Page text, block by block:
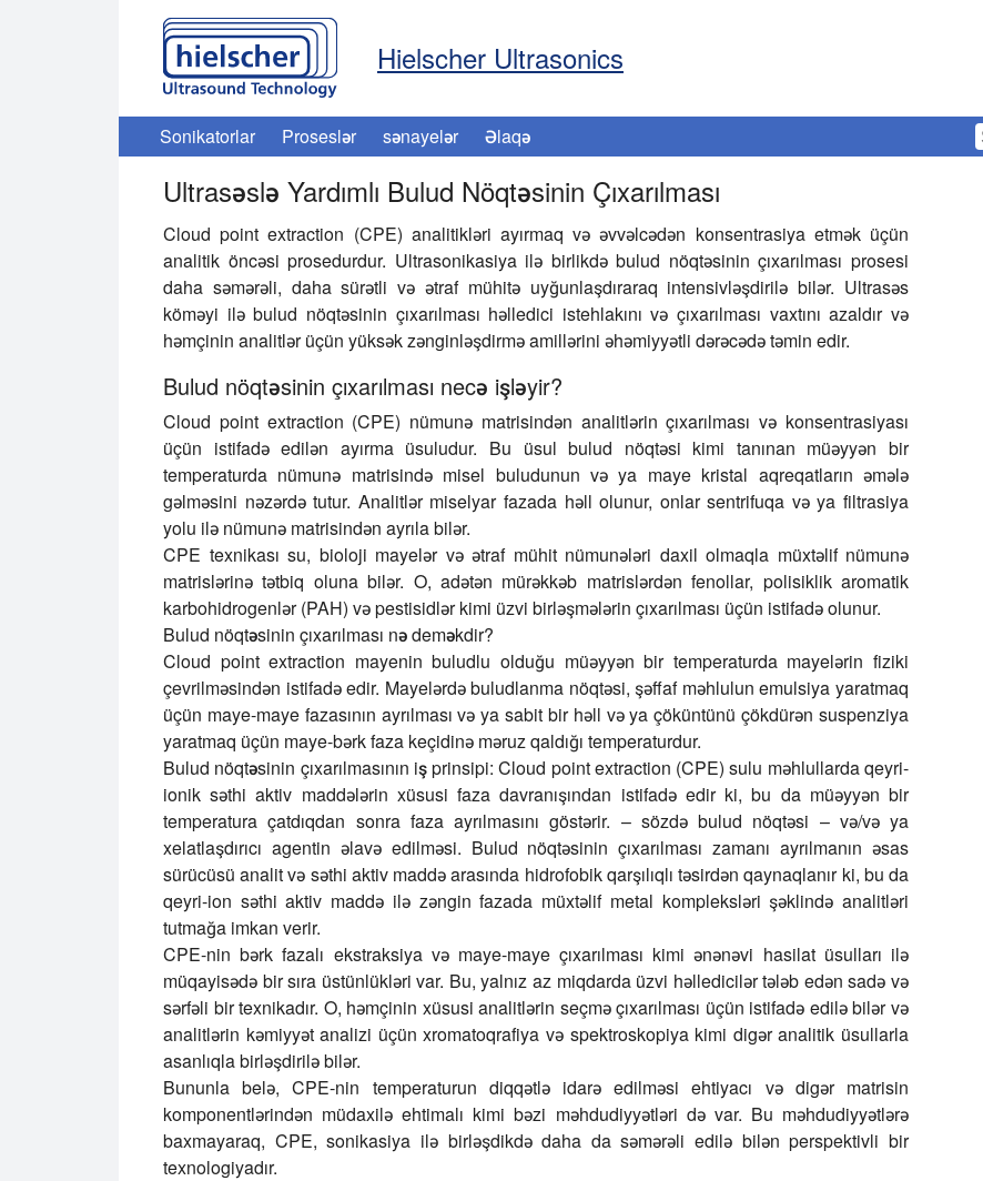
Hielscher Ultrasonics
Sonikatorlar Proseslər sənayelər Əlaqə
Ultrasəslə Yardımlı Bulud Nöqtəsinin Çıxarılması
Cloud point extraction (CPE) analitikləri ayırmaq və əvvəlcədən konsentrasiya etmək üçün
analitik öncəsi prosedurdur. Ultrasonikasiya ilə birlikdə bulud nöqtəsinin çıxarılması prosesi
daha səmərəli, daha sürətli və ətraf mühitə uyğunlaşdıraraq intensivləşdirilə bilər. Ultrasəs
köməyi ilə bulud nöqtəsinin çıxarılması həlledici istehlakını və çıxarılması vaxtını azaldır və
həmçinin analitlər üçün yüksək zənginləşdirmə amillərini əhəmiyyətli dərəcədə təmin edir.
Bulud nöqtəsinin çıxarılması necə işləyir?
Cloud point extraction (CPE) nümunə matrisindən analitlərin çıxarılması və konsentrasiyası
üçün istifadə edilən ayırma üsuludur. Bu üsul bulud nöqtəsi kimi tanınan müəyyən bir
temperaturda nümunə matrisində misel buludunun və ya maye kristal aqreqatların əmələ
gəlməsini nəzərdə tutur. Analitlər miselyar fazada həll olunur, onlar sentrifuqa və ya filtrasiya
yolu ilə nümunə matrisindən ayrıla bilər.
CPE texnikası su, bioloji mayelər və ətraf mühit nümunələri daxil olmaqla müxtəlif nümunə
matrislərinə tətbiq oluna bilər. O, adətən mürəkkəb matrislərdən fenollar, polisiklik aromatik
karbohidrogenlər (PAH) və pestisidlər kimi üzvi birləşmələrin çıxarılması üçün istifadə olunur.
Bulud nöqtəsinin çıxarılması nə deməkdir?
Cloud point extraction mayenin buludlu olduğu müəyyən bir temperaturda mayelərin fiziki
çevrilməsindən istifadə edir. Mayelərdə buludlanma nöqtəsi, şəffaf məhlulun emulsiya yaratmaq
üçün maye-maye fazasının ayrılması və ya sabit bir həll və ya çöküntünü çökdürən suspenziya
yaratmaq üçün maye-bərk faza keçidinə məruz qaldığı temperaturdur.
Bulud nöqtəsinin çıxarılmasının iş prinsipi: Cloud point extraction (CPE) sulu məhlullarda qeyri-
ionik səthi aktiv maddələrin xüsusi faza davranışından istifadə edir ki, bu da müəyyən bir
temperatura çatdıqdan sonra faza ayrılmasını göstərir. – sözdə bulud nöqtəsi – və/və ya
xelatlaşdırıcı agentin əlavə edilməsi. Bulud nöqtəsinin çıxarılması zamanı ayrılmanın əsas
sürücüsü analit və səthi aktiv maddə arasında hidrofobik qarşılıqlı təsirdən qaynaqlanır ki, bu da
qeyri-ion səthi aktiv maddə ilə zəngin fazada müxtəlif metal kompleksləri şəklində analitləri
tutmağa imkan verir.
CPE-nin bərk fazalı ekstraksiya və maye-maye çıxarılması kimi ənənəvi hasilat üsulları ilə
müqayisədə bir sıra üstünlükləri var. Bu, yalnız az miqdarda üzvi həlledicilər tələb edən sadə və
sərfəli bir texnikadır. O, həmçinin xüsusi analitlərin seçmə çıxarılması üçün istifadə edilə bilər və
analitlərin kəmiyyət analizi üçün xromatoqrafiya və spektroskopiya kimi digər analitik üsullarla
asanlıqla birləşdirilə bilər.
Bununla belə, CPE-nin temperaturun diqqətlə idarə edilməsi ehtiyacı və digər matrisin
komponentlərindən müdaxilə ehtimalı kimi bəzi məhdudiyyətləri də var. Bu məhdudiyyətlərə
baxmayaraq, CPE, sonikasiya ilə birləşdikdə daha da səmərəli edilə bilən perspektivli bir
texnologiyadır.